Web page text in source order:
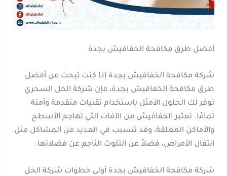
أفضل طرق مكافحة الخفافيش بجدة
شركة مكافحة الخفافيش بجدة إذا كنت تبحث عن أفضل
طرق مكافحة الخفافيش بجدة، فإن شركة الحل السحري
توفر لك الحلول الأمثل باستخدام تقنيات متقدمة وآمنة
تمامًا. تعتبر الخفافيش من الآفات التي تهاجم الأسطح
والأماكن المغلقة، وقد تتسبب في العديد من المشاكل مثل
انتقال الأمراض، فضلاً عن التلوث الناجم عن فضلاتها.
شركة مكافحة الخفافيش بجدة أولى خطوات شركة الحل